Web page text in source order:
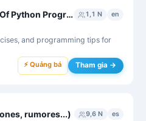
Pythondex - World Of Python Programming 1,1 N en
and programming tips for
⚡ Quảng bá Tham gia →
rumores...) 9,6 N es